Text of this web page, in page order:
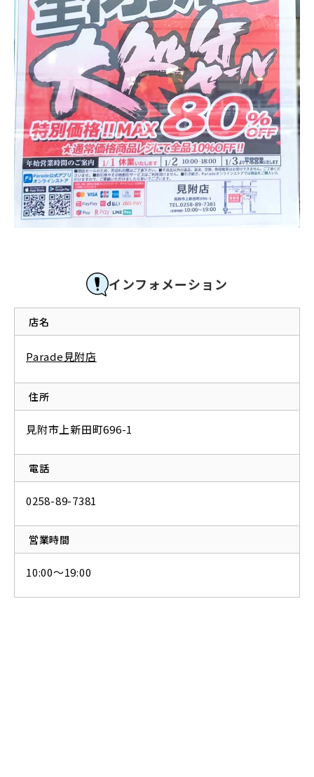
インフォメーション
店名
Parade見附店
住所
見附市上新田町696-1
電話
0258-89-7381
営業時間
10:00〜19:00